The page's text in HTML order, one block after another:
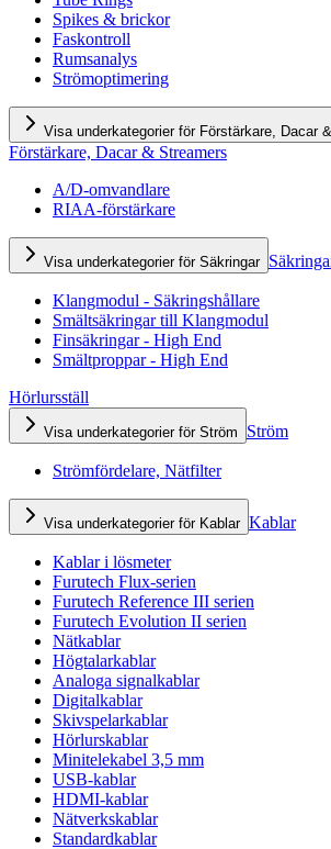
Spikes & brickor
Faskontroll
Rumsanalys
Strömoptimering
Visa underkategorier för Förstärkare, Dacar
Förstärkare, Dacar & Streamers
A/D-omvandlare
RIAA-förstärkare
Visa underkategorier för Säkringar
Klangmodul - Säkringshållare
Smältsäkringar till Klangmodul
Finsäkringar - High End
Smältproppar - High End
Hörlursställ
Visa underkategorier för Ström Ström
Strömfördelare, Nätfilter
Visa underkategorier för Kablar Kablar
Kablar i lösmeter
Furutech Flux-serien
Furutech Reference III serien
Furutech Evolution II serien
Nätkablar
Högtalarkablar
Analoga signalkablar
Digitalkablar
Skivspelarkablar
Hörlurskablar
Minitelekabel 3,5 mm
USB-kablar
HDMI-kablar
Nätverkskablar
Standardkablar